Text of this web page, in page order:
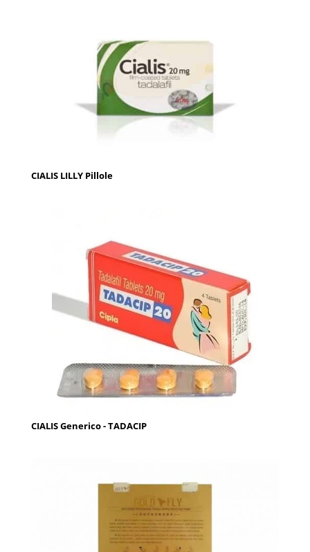
CIALIS LILLY Pillole
CIALIS Generico - TADACIP